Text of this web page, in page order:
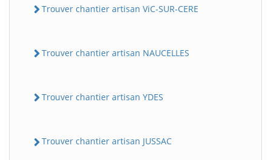
Trouver chantier artisan ViC-SUR-CERE
Trouver chantier artisan NAUCELLES
Trouver chantier artisan YDES
Trouver chantier artisan JUSSAC